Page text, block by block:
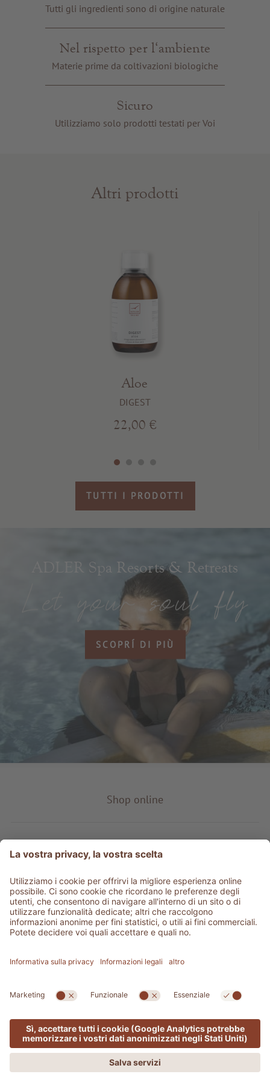
Offerta valida solo online!
Buoni regalo
Servizi e informazioni
Tutti gli ingredienti sono di origine naturale
Nel rispetto per l‘ambiente
Materie prime da coltivazioni biologiche
Sicuro
Utilizziamo solo prodotti testati per Voi
Altri prodotti
Aloe
DIGEST
22,00 €
TUTTI I PRODOTTI
ADLER Spa Resorts & Retreats
SCOPRÍ DI PIÙ
Shop online
Tipo prodotto
Service & info
Be social
©2026 Adler Shop
Partita IVA 01350320212
Sitemap
Credits Privacy
Dichiarazione di accessibilità
Impostazioni cookie
Area stampa